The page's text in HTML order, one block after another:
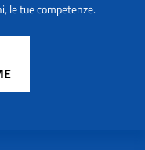
le tue competenze.